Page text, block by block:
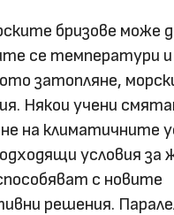
бризове може
се температури
затопляне,
Някои учени
на климатичните
условия за
с новите
решения.